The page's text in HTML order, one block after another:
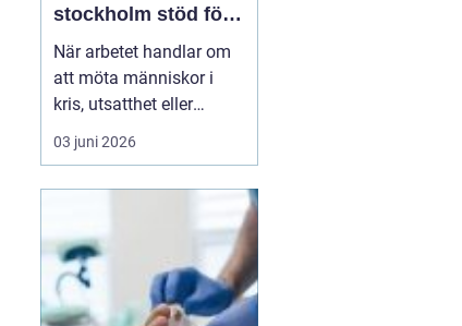
stockholm stöd för
hållbart arbete med
människor
När arbetet handlar om
att möta människor i
kris, utsatthet eller
beroende prövas både
yrkesrollen och den egna
socialtjänst, skola,
omsorg, HVB, öppenvård
eller rättsväsende känner
igen kombinationen av
03 juni 2026